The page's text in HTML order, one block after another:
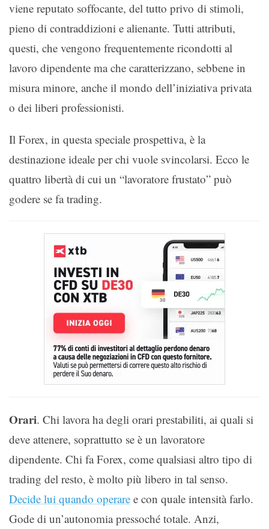
viene reputato soffocante, del tutto privo di stimoli,
pieno di contraddizioni e alienante. Tutti attributi,
questi, che vengono frequentemente ricondotti al
lavoro dipendente ma che caratterizzano, sebbene in
misura minore, anche il mondo dell’iniziativa privata
o dei liberi professionisti.
Il Forex, in questa speciale prospettiva, è la
destinazione ideale per chi vuole svincolarsi. Ecco le
quattro libertà di cui un “lavoratore frustato” può
godere se fa trading.
Orari. Chi lavora ha degli orari prestabiliti, ai quali si
deve attenere, soprattutto se è un lavoratore
dipendente. Chi fa Forex, come qualsiasi altro tipo di
trading del resto, è molto più libero in tal senso.
Decide lui quando operare e con quale intensità farlo.
Gode di un’autonomia pressoché totale. Anzi,